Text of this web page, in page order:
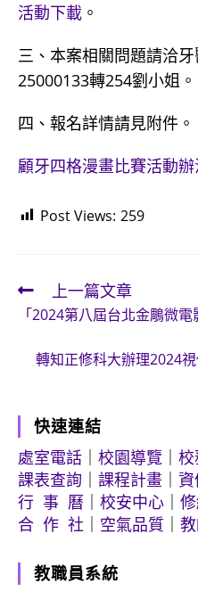
活動下載 。
三、本案相關問題請洽
25000133轉254劉小姐。
四、報名詳情請見附件。
顧牙四格漫畫比賽活動辦
Post Views: 259
Read
more
articles
上一篇文章
「2024第八屆台北金鵰微
轉知正修科大辦理2024
快速連結
處室電話
校園導覽
課表查詢
課程計畫
資
行 事 曆
校安中心
合 作 社
空氣品質
教職員系統